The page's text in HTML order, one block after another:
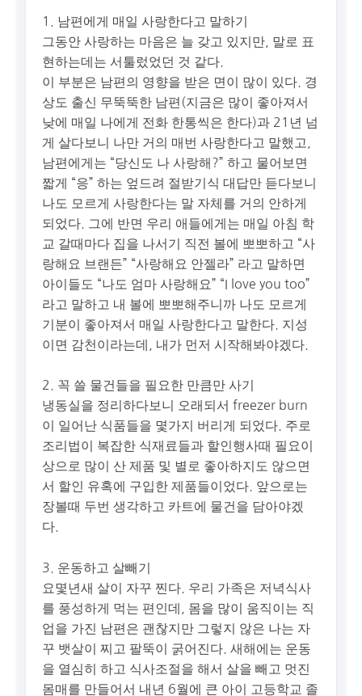
1. 남편에게 매일 사랑한다고 말하기
그동안 사랑하는 마음은 늘 갖고 있지만, 말로 표
현하는데는 서툴렀었던 것 같다.
이 부분은 남편의 영향을 받은 면이 많이 있다. 경
상도 출신 무뚝뚝한 남편(지금은 많이 좋아져서
낮에 매일 나에게 전화 한통씩은 한다)과 21년 넘
게 살다보니 나만 거의 매번 사랑한다고 말했고,
남편에게는 “당신도 나 사랑해?” 하고 물어보면
짧게 “응” 하는 엎드려 절받기식 대답만 듣다보니
나도 모르게 사랑한다는 말 자체를 거의 안하게
되었다. 그에 반면 우리 애들에게는 매일 아침 학
교 갈때마다 집을 나서기 직전 볼에 뽀뽀하고 “사
랑해요 브랜든” “사랑해요 안젤라” 라고 말하면
아이들도 “나도 엄마 사랑해요” “I love you too”
라고 말하고 내 볼에 뽀뽀해주니까 나도 모르게
기분이 좋아져서 매일 사랑한다고 말한다. 지성
이면 감천이라는데, 내가 먼저 시작해봐야겠다.
2. 꼭 쓸 물건들을 필요한 만큼만 사기
냉동실을 정리하다보니 오래되서 freezer burn
이 일어난 식품들을 몇가지 버리게 되었다. 주로
조리법이 복잡한 식재료들과 할인행사때 필요이
상으로 많이 산 제품 및 별로 좋아하지도 않으면
서 할인 유혹에 구입한 제품들이었다. 앞으로는
장볼때 두번 생각하고 카트에 물건을 담아야겠
다.
3. 운동하고 살빼기
요몇년새 살이 자꾸 찐다. 우리 가족은 저녁식사
를 풍성하게 먹는 편인데, 몸을 많이 움직이는 직
업을 가진 남편은 괜찮지만 그렇지 않은 나는 자
꾸 뱃살이 찌고 팔뚝이 굵어진다. 새해에는 운동
을 열심히 하고 식사조절을 해서 살을 빼고 멋진
몸매를 만들어서 내년 6월에 큰 아이 고등학교 졸